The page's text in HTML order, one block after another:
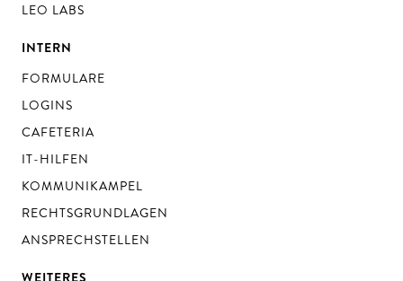
LEO LABS
INTERN
FORMULARE
LOGINS
CAFETERIA
IT-HILFEN
KOMMUNIKAMPEL
RECHTSGRUNDLAGEN
ANSPRECHSTELLEN
WEITERES